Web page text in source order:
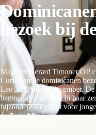
bezoek bij
Magister Gerard Timoner OP
Curie van de dominicanen
Leo XIV, medio december. De
bemoedigde de orde in haar
bijzondere aandacht voor
Lees Meer